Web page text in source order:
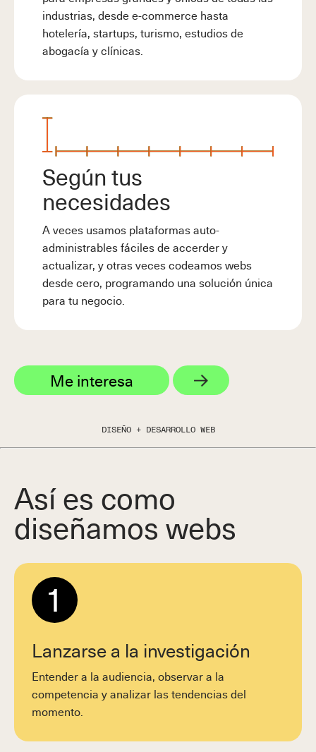
DISEÑO + DESARROLLO WEB
industrias, desde e-commerce hasta
hotelería, startups, turismo, estudios de
abogacía y clínicas.
Según tus
necesidades
A veces usamos plataformas auto-
administrables fáciles de accerder y
actualizar, y otras veces codeamos webs
desde cero, programando una solución única
para tu negocio.
Me interesa
Así es como
diseñamos webs
1
Lanzarse a la investigación
Entender a la audiencia, observar a la
competencia y analizar las tendencias del
momento.